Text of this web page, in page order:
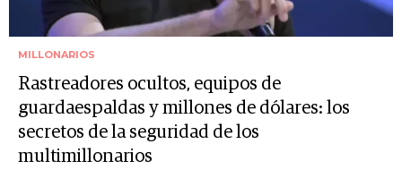
MILLONARIOS
Rastreadores ocultos, equipos de
guardaespaldas y millones de dólares: los
secretos de la seguridad de los
multimillonarios